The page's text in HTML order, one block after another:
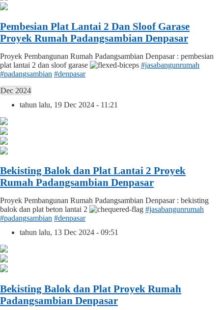
Pembesian Plat Lantai 2 Dan Sloof Garase
Proyek Rumah Padangsambian Denpasar
Proyek Pembangunan Rumah Padangsambian Denpasar : pembesian
plat lantai 2 dan sloof garase
#jasabangunrumah
#padangsambian #denpasar
Dec 2024
tahun lalu, 19 Dec 2024 - 11:21
Bekisting Balok dan Plat Lantai 2 Proyek
Rumah Padangsambian Denpasar
Proyek Pembangunan Rumah Padangsambian Denpasar : bekisting
balok dan plat beton lantai 2
#jasabangunrumah
#padangsambian #denpasar
tahun lalu, 13 Dec 2024 - 09:51
Bekisting Balok dan Plat Proyek Rumah
Padangsambian Denpasar